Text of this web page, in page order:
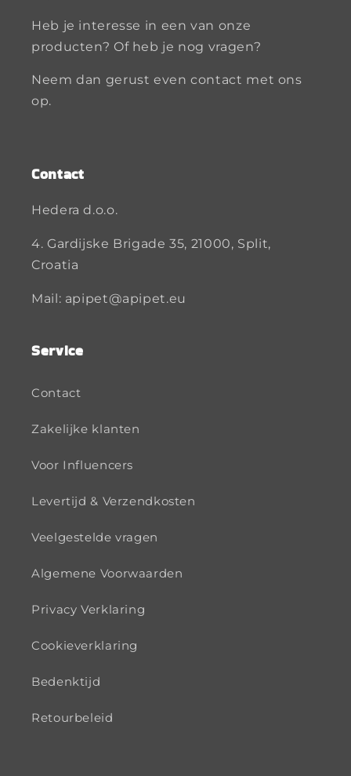
Heb je interesse in een van onze
producten? Of heb je nog vragen?
Neem dan gerust even contact met ons
op.
Contact
Hedera d.o.o.
4. Gardijske Brigade 35, 21000, Split,
Croatia
Mail: apipet@apipet.eu
Service
Contact
Zakelijke klanten
Voor Influencers
Levertijd & Verzendkosten
Veelgestelde vragen
Algemene Voorwaarden
Privacy Verklaring
Cookieverklaring
Bedenktijd
Retourbeleid